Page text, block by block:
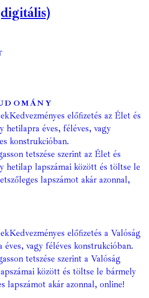
Kedvezményes előfizetés az Élet és
hetilapra éves, féléves, vagy
konstrukcióban.
tetszése szerint az Élet és
hetilap lapszámai között és töltse le
lapszámot akár azonnal,
Kedvezményes előfizetés a Valóság
éves, vagy féléves konstrukcióban.
tetszése szerint a Valóság
között és töltse le bármely
lapszámot akár azonnal, online!